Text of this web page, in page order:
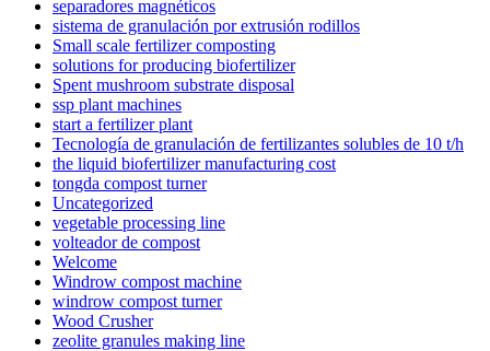
separadores magnéticos
sistema de granulación por extrusión rodillos
Small scale fertilizer composting
solutions for producing biofertilizer
Spent mushroom substrate disposal
ssp plant machines
start a fertilizer plant
Tecnología de granulación de fertilizantes solubles de 10 t/h
the liquid biofertilizer manufacturing cost
tongda compost turner
Uncategorized
vegetable processing line
volteador de compost
Welcome
Windrow compost machine
windrow compost turner
Wood Crusher
zeolite granules making line